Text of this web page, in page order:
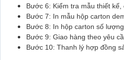
Bước 6: Kiểm tra mẫu thiết kế,
Bước 7: In mẫu hộp carton
Bước 8: In hộp carton số
Bước 9: Giao hàng theo yêu
Bước 10: Thanh lý hợp đồng